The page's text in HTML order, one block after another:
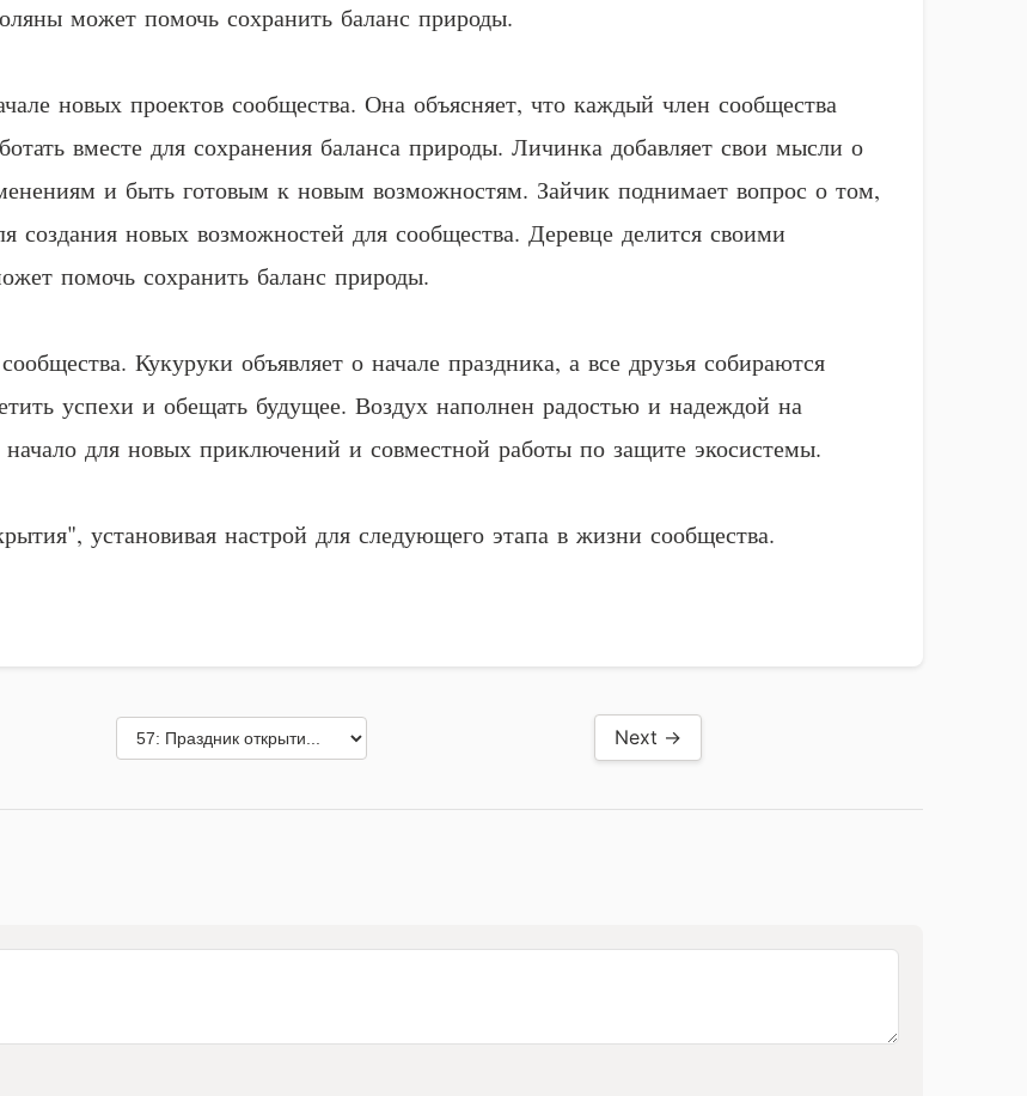
может помочь сохранить баланс природы.
новых проектов сообщества. Она объясняет, что каждый член сообщества
вместе для сохранения баланса природы. Личинка добавляет свои мысли о
и быть готовым к новым возможностям. Зайчик поднимает вопрос о том,
создания новых возможностей для сообщества. Деревце делится своими
помочь сохранить баланс природы.
Кукуруки объявляет о начале праздника, а все друзья собираются
успехи и обещать будущее. Воздух наполнен радостью и надеждой на
для новых приключений и совместной работы по защите экосистемы.
установивая настрой для следующего этапа в жизни сообщества.
Next →